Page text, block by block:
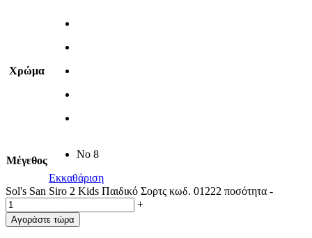
Χρώμα
Μέγεθος
No 8
Εκκαθάριση
Sol's San Siro 2 Kids Παιδικό Σορτς κωδ. 01222 ποσότητα -
+
Αγοράστε τώρα